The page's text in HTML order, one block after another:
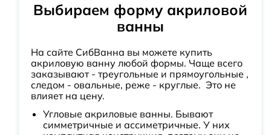
Выбираем форму акриловой
ванны
На сайте СибВанна вы можете купить
акриловую ванну любой формы. Чаще всего
заказывают - треугольные и прямоугольные ,
следом - овальные, реже - круглые. Это не
влияет на цену.
Угловые акриловые ванны. Бывают
симметричные и ассиметричные. У них